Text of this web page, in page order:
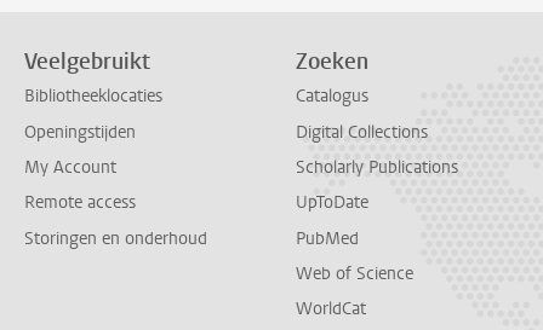
Veelgebruikt
Bibliotheeklocaties
Openingstijden
My Account
Remote access
Storingen en onderhoud
Zoeken
Catalogus
Digital Collections
Scholarly Publications
UpToDate
PubMed
Web of Science
WorldCat